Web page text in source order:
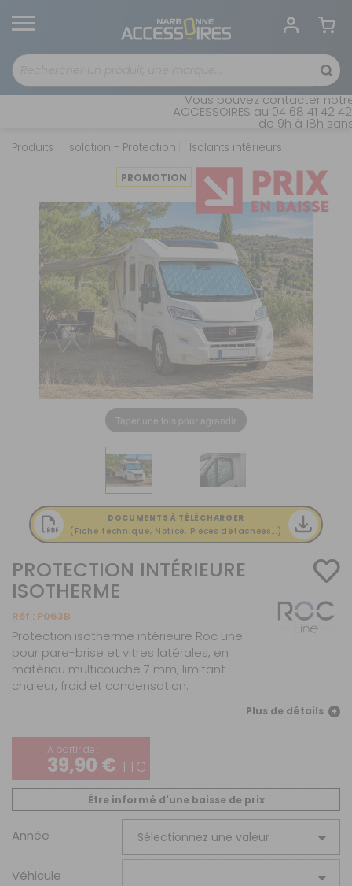
Vous pouvez contacter notre
ACCESSOIRES au 04 68 41 42
de 9h à 18h
Produits Isolation - Protection Isolants intérieurs
PROMOTION
Taper une fois pour agrandir
DOCUMENTS À TÉLÉCHARGER
(Fiche technique, Notice, Pièces détachées...)
PROTECTION INTÉRIEURE
ISOTHERME
Réf : P063B
Protection isotherme intérieure Roc Line
pour pare-brise et vitres latérales, en
matériau multicouche 7 mm, limitant
chaleur, froid et condensation.
Plus de détails
A partir de :
39,90 € TTC
Être informé d'une baisse de prix
Année
Véhicule